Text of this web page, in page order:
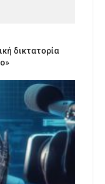
δικτατορία